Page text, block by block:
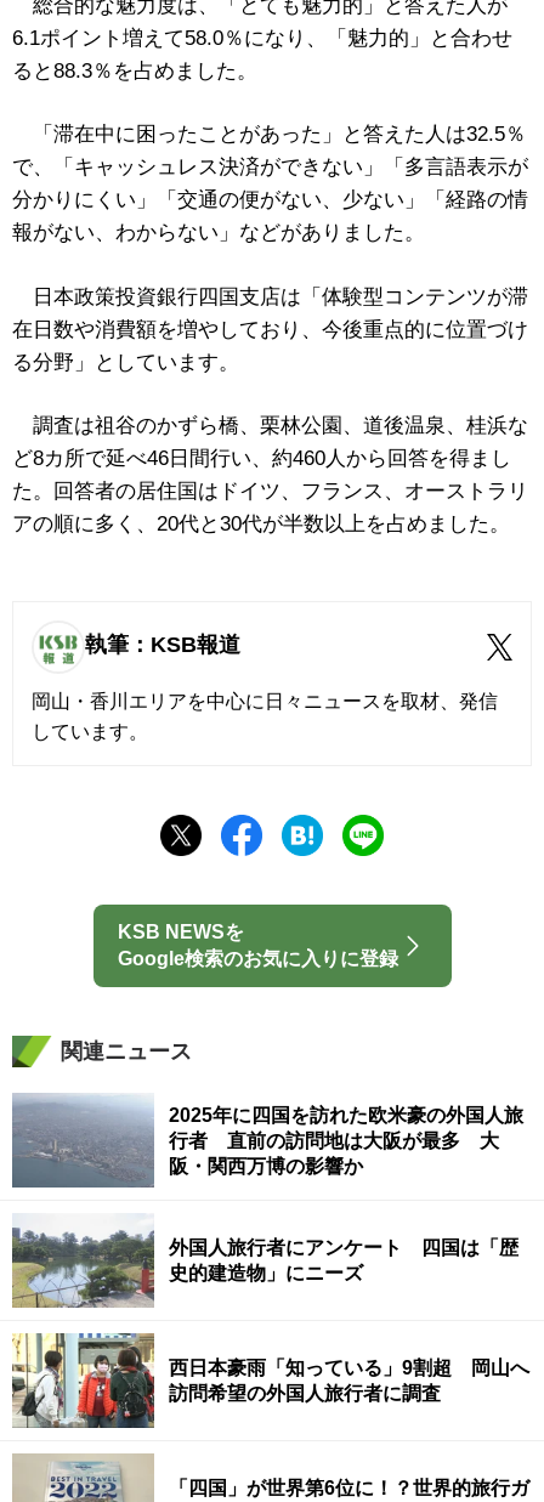
総合的な魅力度は、「とても魅力的」と答えた人が
6.1ポイント増えて58.0％になり、「魅力的」と合わせ
ると88.3％を占めました。
「滞在中に困ったことがあった」と答えた人は32.5％
で、「キャッシュレス決済ができない」「多言語表示が
分かりにくい」「交通の便がない、少ない」「経路の情
報がない、わからない」などがありました。
日本政策投資銀行四国支店は「体験型コンテンツが滞
在日数や消費額を増やしており、今後重点的に位置づけ
る分野」としています。
調査は祖谷のかずら橋、栗林公園、道後温泉、桂浜な
ど8カ所で延べ46日間行い、約460人から回答を得まし
た。回答者の居住国はドイツ、フランス、オーストラリ
アの順に多く、20代と30代が半数以上を占めました。
執筆：KSB報道
岡山・香川エリアを中心に日々ニュースを取材、発信
しています。
KSB NEWSを
Google検索のお気に入りに登録
関連ニュース
2025年に四国を訪れた欧米豪の外国人旅
行者 直前の訪問地は大阪が最多 大
阪・関西万博の影響か
外国人旅行者にアンケート 四国は「歴
史的建造物」にニーズ
西日本豪雨「知っている」9割超 岡山へ
訪問希望の外国人旅行者に調査
「四国」が世界第6位に！？世界的旅行ガ